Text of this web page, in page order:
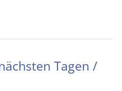
Tagen /